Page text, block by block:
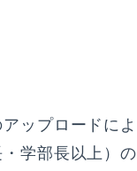
ップロードによ
学部長以上）の